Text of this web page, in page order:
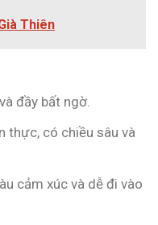
Thiên
đầy bất ngờ.
thực, có chiều sâu và
cảm xúc và dễ đi vào